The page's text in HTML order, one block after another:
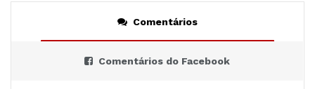
Comentários
Comentários do Facebook